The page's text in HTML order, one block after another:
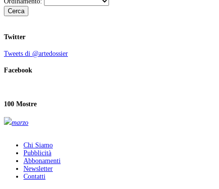
Cerca
Twitter
Tweets di @artedossier
Facebook
100 Mostre
marzo
Chi Siamo
Pubblicità
Abbonamenti
Newsletter
Contatti